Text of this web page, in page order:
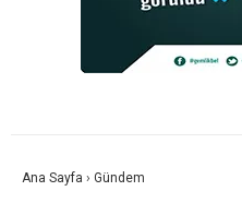
Ana Sayfa › Gündem